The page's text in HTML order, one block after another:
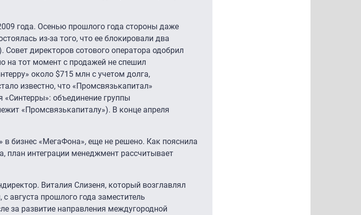
года. Осенью прошлого года стороны даже
из-за того, что ее блокировали два
директоров сотового оператора одобрил
на тот момент с продажей не спешил
около $715 млн с учетом долга,
известно, что «Промсвязькапитал»
«Синтерры»: объединение группы
«Промсвязькапиталу»). В конце апреля
в бизнес «МегаФона», еще не решено. Как пояснила
план интеграции менеджмент рассчитывает
Виталия Слизеня, который возглавлял
августа прошлого года заместитель
за развитие направления междугородной